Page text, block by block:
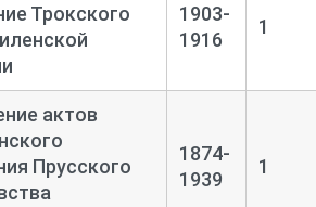
Трокского
1903-
1916
1
актов
Прусского
1874-
1939
1